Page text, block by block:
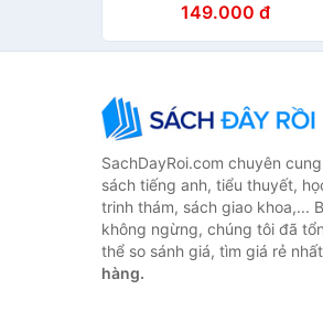
149.000 đ
SachDayRoi.com chuyên
sách tiếng anh, tiểu thuyết,
trinh thám, sách giao khoa,...
không ngừng, chúng tôi đã
thể so sánh giá, tìm giá rẻ
hàng.